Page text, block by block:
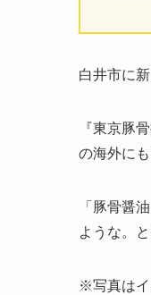
白井市に
『東京豚
の海外に
「豚骨醤
ような。
※写真はイ